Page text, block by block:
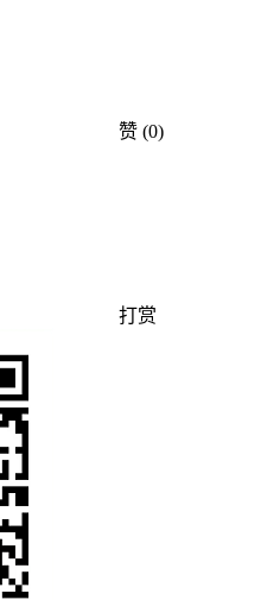
赞 (0)
打赏